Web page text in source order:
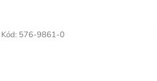
Kód: 576-9861-0